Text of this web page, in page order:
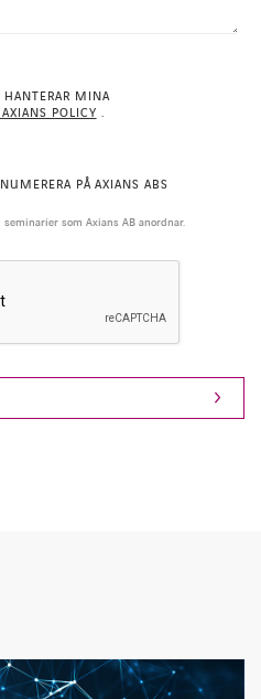
HANTERAR MINA
AXIANS POLICY .
PÅ AXIANS ABS
som Axians AB anordnar.